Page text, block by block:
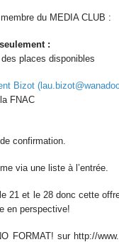
du MEDIA CLUB :
:
places disponibles
Bizot
FNAC
confirmation.
via une liste à l’entrée.
21 et le 28 donc cette
en perspective!
FORMAT! sur http://